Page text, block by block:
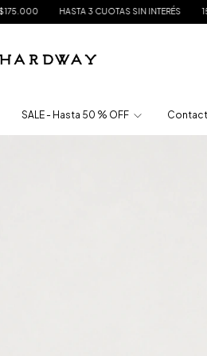
3 CUOTAS SIN INTERÉS 15% DE DESCUENTO
SALE - Hasta 50 % OFF